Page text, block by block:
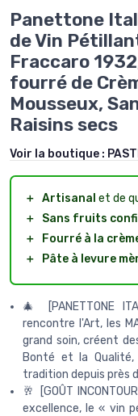
Panettone
de Vin
Fraccaro
fourré de
Mousseux,
Raisins secs
Voir la boutique :
＋ Artisanal et de
＋
Sans fruits
＋
Fourré à la
＋
Pâte à levure
🎄 [PANETTONE
rencontre l'Art, les
grand soin, créent
Bonté et la
tradition depuis près
🥂 [GOÛT
excellence, le « vin